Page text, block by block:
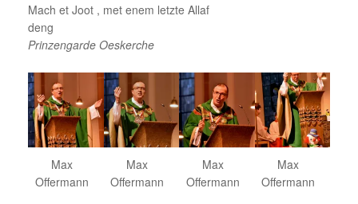
Mach et Joot , met enem letzte Allaf
deng
Prinzengarde Oeskerche
Max
Offermann
Max
Offermann
Max
Offermann
Max
Offermann